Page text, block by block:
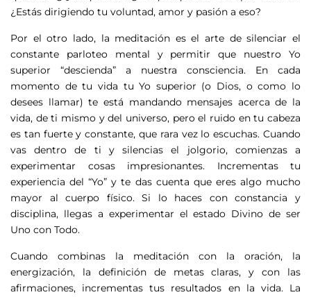
¿Estás dirigiendo tu voluntad, amor y pasión a eso?
Por el otro lado, la meditación es el arte de silenciar el
constante parloteo mental y permitir que nuestro Yo
superior “descienda” a nuestra consciencia. En cada
momento de tu vida tu Yo superior (o Dios, o como lo
desees llamar) te está mandando mensajes acerca de la
vida, de ti mismo y del universo, pero el ruido en tu cabeza
es tan fuerte y constante, que rara vez lo escuchas. Cuando
vas dentro de ti y silencias el jolgorio, comienzas a
experimentar cosas impresionantes. Incrementas tu
experiencia del “Yo” y te das cuenta que eres algo mucho
mayor al cuerpo físico. Si lo haces con constancia y
disciplina, llegas a experimentar el estado Divino de ser
Uno con Todo.
Cuando combinas la meditación con la oración, la
energización, la definición de metas claras, y con las
afirmaciones, incrementas tus resultados en la vida. La